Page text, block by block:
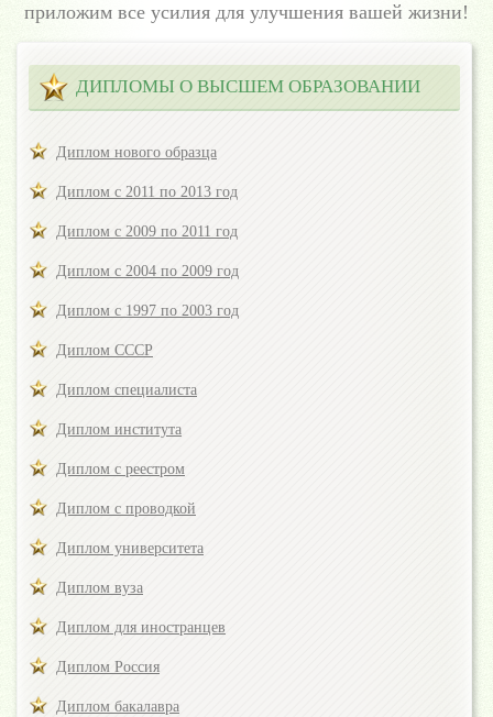
приложим все усилия для улучшения вашей жизни!
ДИПЛОМЫ О ВЫСШЕМ ОБРАЗОВАНИИ
Диплом нового образца
Диплом с 2011 по 2013 год
Диплом с 2009 по 2011 год
Диплом с 2004 по 2009 год
Диплом с 1997 по 2003 год
Диплом СССР
Диплом специалиста
Диплом института
Диплом с реестром
Диплом с проводкой
Диплом университета
Диплом вуза
Диплом для иностранцев
Диплом Россия
Диплом бакалавра